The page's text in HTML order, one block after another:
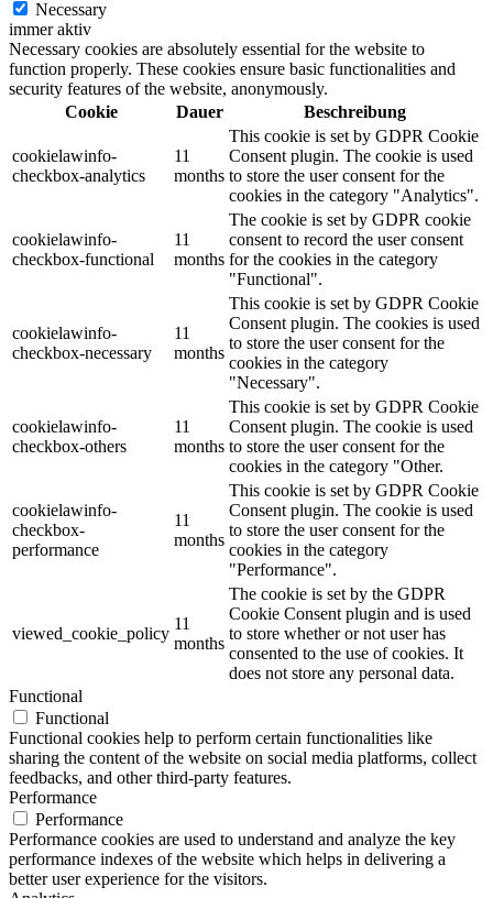
Necessary
immer aktiv
Necessary cookies are absolutely essential for the website to
function properly. These cookies ensure basic functionalities and
security features of the website, anonymously.
Cookie
Dauer Beschreibung
cookielawinfo-
checkbox-analytics
11
months
This cookie is set by GDPR Cookie
Consent plugin. The cookie is used
to store the user consent for the
cookies in the category "Analytics".
cookielawinfo-
checkbox-functional
11
months
The cookie is set by GDPR cookie
consent to record the user consent
for the cookies in the category
"Functional".
cookielawinfo-
checkbox-necessary
11
months
This cookie is set by GDPR Cookie
Consent plugin. The cookies is used
to store the user consent for the
cookies in the category
"Necessary".
cookielawinfo-
checkbox-others
11
months
This cookie is set by GDPR Cookie
Consent plugin. The cookie is used
to store the user consent for the
cookies in the category "Other.
cookielawinfo-
checkbox-
performance
11
months
This cookie is set by GDPR Cookie
Consent plugin. The cookie is used
to store the user consent for the
cookies in the category
"Performance".
viewed_cookie_policy
11
months
The cookie is set by the GDPR
Cookie Consent plugin and is used
to store whether or not user has
consented to the use of cookies. It
does not store any personal data.
Functional
Functional
Functional cookies help to perform certain functionalities like
sharing the content of the website on social media platforms, collect
feedbacks, and other third-party features.
Performance
Performance
Performance cookies are used to understand and analyze the key
performance indexes of the website which helps in delivering a
better user experience for the visitors.